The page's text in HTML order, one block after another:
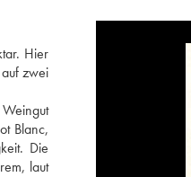
Hier
zwei
Blanc,
Die
laut